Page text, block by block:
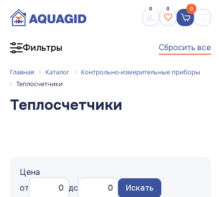
0 0 0
Фильтры Сбросить все
Главная Каталог
Контрольно-измерительные приборы
Теплосчетчики
Теплосчетчики
Цена
от
до
Искать